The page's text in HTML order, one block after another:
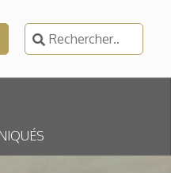
Rechercher :